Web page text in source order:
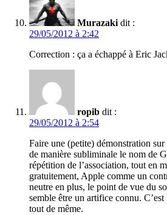
Murazaki dit :
29/05/2012 à 2:42
Correction : ça a échappé à Eric
ropib dit :
29/05/2012 à 2:54
Faire une (petite) démonstration
de manière subliminale le nom de
répétition de l’association, tout en
gratuitement, Apple comme un
neutre en plus, le point de vue du
semble être un artifice connu.
tout de même.